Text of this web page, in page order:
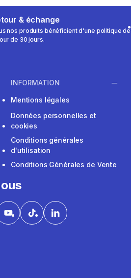
& échange
nos produits bénéficient d'une politique de
de 30 jours.
INFORMATION
Mentions légales
Données personnelles et
cookies
Conditions générales
d'utilisation
Conditions Générales de Vente